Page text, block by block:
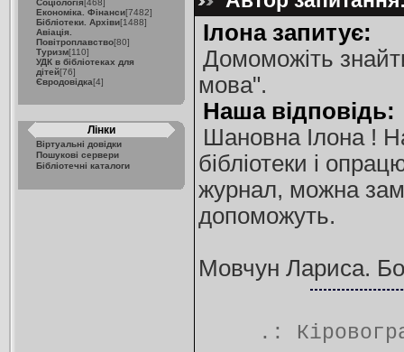
Соціологія[468]
Економіка. Фінанси[7482]
Бібліотеки. Архіви[1488]
Авіація.
Повітроплавство[80]
Туризм[110]
УДК в бібліотеках для
дітей[76]
Євродовідка[4]
Лінки
Віртуальні довідки
Пошукові сервери
Бібліотечні каталоги
Ілона запитує:
Домоможіть
мова".
Наша відповідь:
Шановна Ілона !
бібліотеки і
журнал, можна
допоможуть.
Мовчун Лариса.
.: